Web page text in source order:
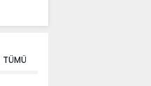
TÜMÜ